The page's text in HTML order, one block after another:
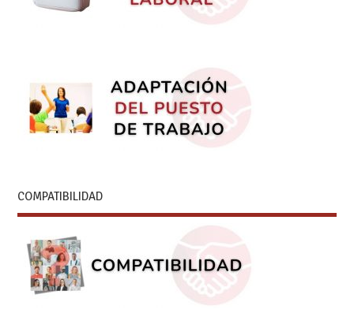
COMPATIBILIDAD